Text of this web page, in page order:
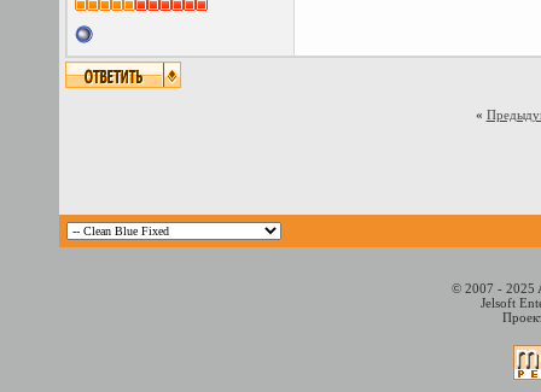
«
© 2007 - 2025
Jelsoft